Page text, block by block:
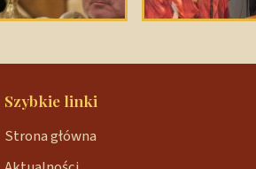
Szybkie linki
Strona główna